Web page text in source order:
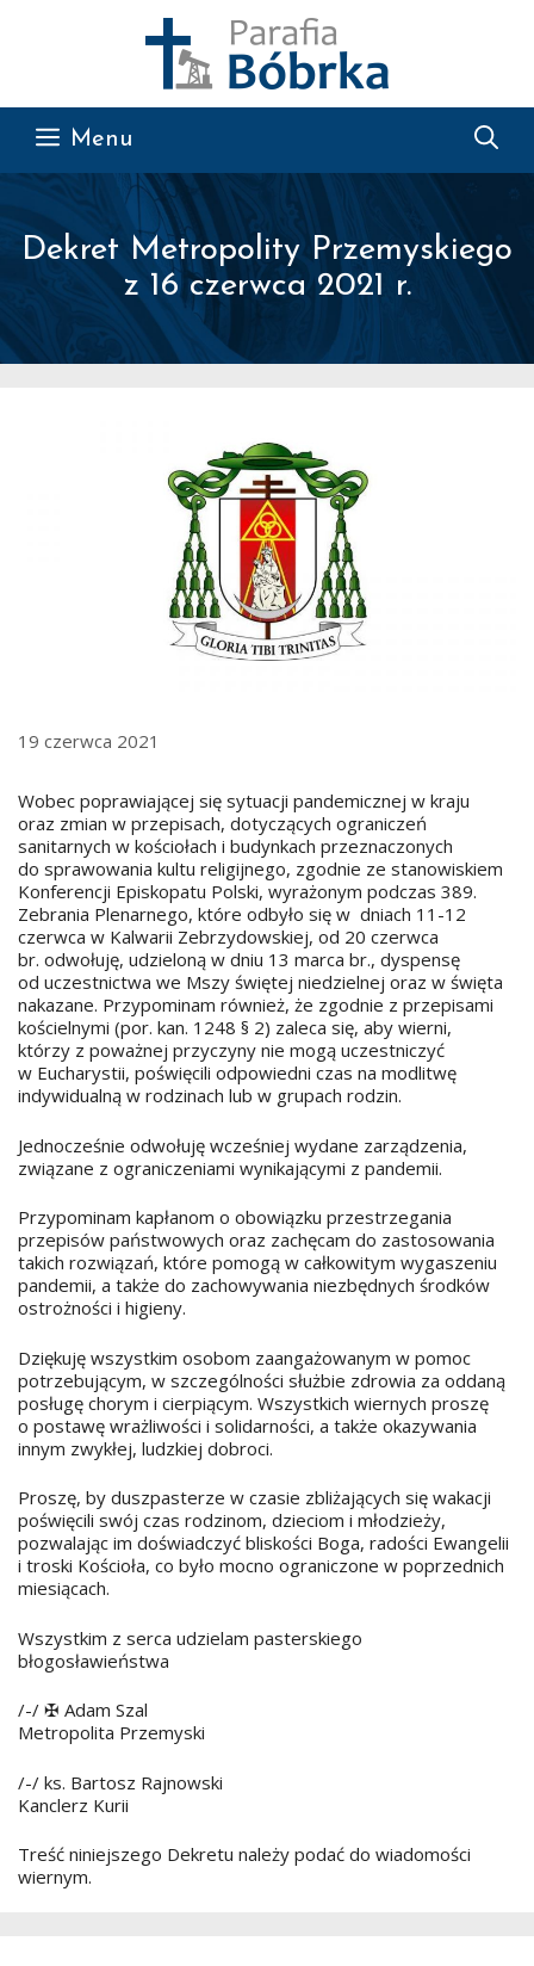
Menu
Dekret Metropolity Przemyskiego
z 16 czerwca 2021 r.
19 czerwca 2021
Wobec poprawiającej się sytuacji pandemicznej w kraju
oraz zmian w przepisach, dotyczących ograniczeń
sanitarnych w kościołach i budynkach przeznaczonych
do sprawowania kultu religijnego, zgodnie ze stanowiskiem
Konferencji Episkopatu Polski, wyrażonym podczas 389.
Zebrania Plenarnego, które odbyło się w dniach 11-12
czerwca w Kalwarii Zebrzydowskiej, od 20 czerwca
br. odwołuję, udzieloną w dniu 13 marca br., dyspensę
od uczestnictwa we Mszy świętej niedzielnej oraz w święta
nakazane. Przypominam również, że zgodnie z przepisami
kościelnymi (por. kan. 1248 § 2) zaleca się, aby wierni,
którzy z poważnej przyczyny nie mogą uczestniczyć
w Eucharystii, poświęcili odpowiedni czas na modlitwę
indywidualną w rodzinach lub w grupach rodzin.
Jednocześnie odwołuję wcześniej wydane zarządzenia,
związane z ograniczeniami wynikającymi z pandemii.
Przypominam kapłanom o obowiązku przestrzegania
przepisów państwowych oraz zachęcam do zastosowania
takich rozwiązań, które pomogą w całkowitym wygaszeniu
pandemii, a także do zachowywania niezbędnych środków
ostrożności i higieny.
Dziękuję wszystkim osobom zaangażowanym w pomoc
potrzebującym, w szczególności służbie zdrowia za oddaną
posługę chorym i cierpiącym. Wszystkich wiernych proszę
o postawę wrażliwości i solidarności, a także okazywania
innym zwykłej, ludzkiej dobroci.
Proszę, by duszpasterze w czasie zbliżających się wakacji
poświęcili swój czas rodzinom, dzieciom i młodzieży,
pozwalając im doświadczyć bliskości Boga, radości Ewangelii
i troski Kościoła, co było mocno ograniczone w poprzednich
miesiącach.
Wszystkim z serca udzielam pasterskiego
błogosławieństwa
/-/ ✠ Adam Szal
Metropolita Przemyski
/-/ ks. Bartosz Rajnowski
Kanclerz Kurii
Treść niniejszego Dekretu należy podać do wiadomości
wiernym.